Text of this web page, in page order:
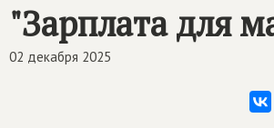
"Зарплата для
02 декабря 2025